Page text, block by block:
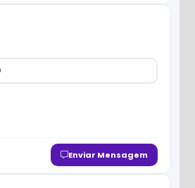
Enviar Mensagem